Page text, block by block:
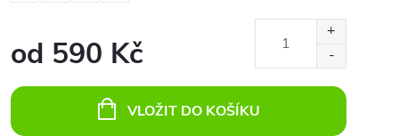
od 590 Kč
cena:
VLOŽIT DO KOŠÍKU